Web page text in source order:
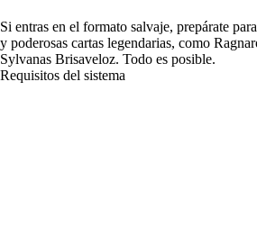
Si entras en el formato salvaje, prepárate
y poderosas cartas legendarias, como
Sylvanas Brisaveloz. Todo es posible.
Requisitos del sistema